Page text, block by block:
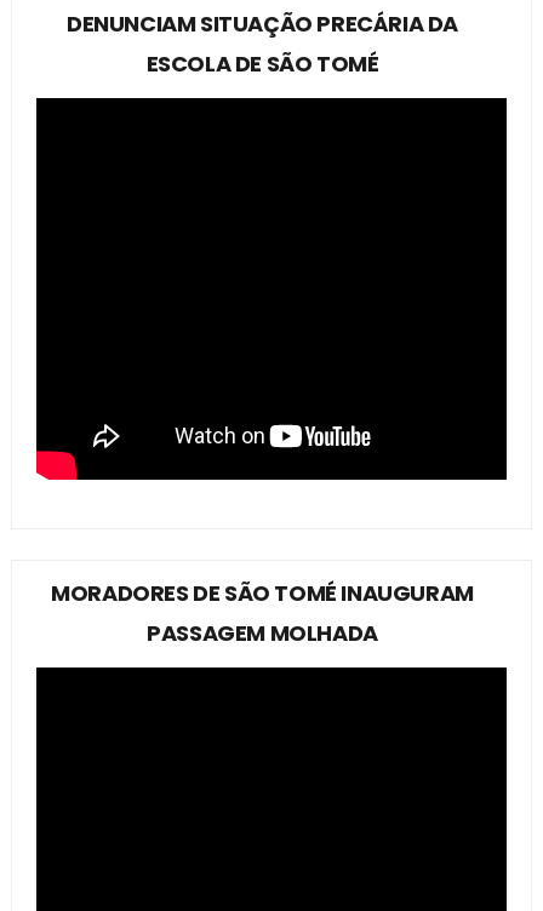
DENUNCIAM SITUAÇÃO PRECÁRIA DA
ESCOLA DE SÃO TOMÉ
MORADORES DE SÃO TOMÉ INAUGURAM
PASSAGEM MOLHADA